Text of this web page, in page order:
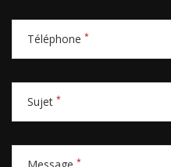
Téléphone *
Sujet *
*